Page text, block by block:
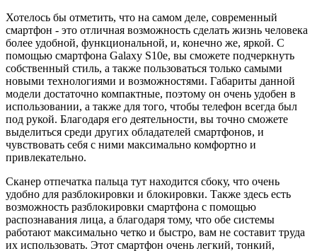
Хотелось бы отметить, что на самом деле, современный
смартфон - это отличная возможность сделать жизнь человека
более удобной, функциональной, и, конечно же, яркой. С
помощью смартфона Galaxy S10e, вы сможете подчеркнуть
собственный стиль, а также пользоваться только самыми
новыми технологиями и возможностями. Габариты данной
модели достаточно компактные, поэтому он очень удобен в
использовании, а также для того, чтобы телефон всегда был
под рукой. Благодаря его деятельности, вы точно сможете
выделиться среди других обладателей смартфонов, и
чувствовать себя с ними максимально комфортно и
привлекательно.
Сканер отпечатка пальца тут находится сбоку, что очень
удобно для разблокировки и блокировки. Также здесь есть
возможность разблокировки смартфона с помощью
распознавания лица, а благодаря тому, что обе системы
работают максимально четко и быстро, вам не составит труда
их использовать. Этот смартфон очень легкий, тонкий,